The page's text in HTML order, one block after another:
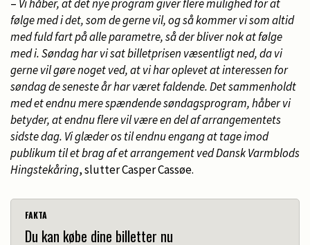
Hvis man eksempelvis dykker ned i lørdagens
program, kan man som dressurinteresseret starte
dagen med Blue Hors Unghestechampionat i Jyske
Bank Boxen, hvor testrytter skal ride og bedømme
fremtidens stjerner. Herefter kan man se 3-stjernet
Grand Prix Special i hal M, hvorefter man kan se den
spændende 5-stjernede Grand Prix Kür i Boxen.
Er man derimod mere springinteresseret, kan dagen
starte med at overvære den første løsspringning af
hingstene i hal M, hvorefter der følger en 150 cm høj
Grand Prix i Boxen. Herefter er der mulighed for at se
testrytter springe på de bedste heste i Dansk
Hesteforsikrings Unghestechampionat i hal E.
I Unghestechampionatet i både dressur og
– Vi håber, at det nye program giver flere mulighed for at
følge med i det, som de gerne vil, og så kommer vi som altid
med fuld fart på alle parametre, så der bliver nok at følge
med i. Søndag har vi sat billetprisen væsentligt ned, da vi
gerne vil gøre noget ved, at vi har oplevet at interessen for
søndag de seneste år har været faldende. Det sammenholdt
med et endnu mere spændende søndagsprogram, håber vi
betyder, at endnu flere vil være en del af arrangementets
sidste dag. Vi glæder os til endnu engang at tage imod
publikum til et brag af et arrangement ved Dansk Varmblods
Hingstekåring, slutter Casper Cassøe.
FAKTA
Du kan købe dine billetter nu